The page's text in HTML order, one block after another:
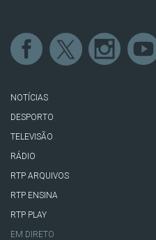
NOTÍCIAS
DESPORTO
TELEVISÃO
RÁDIO
RTP ARQUIVOS
RTP ENSINA
RTP PLAY
EM DIRETO